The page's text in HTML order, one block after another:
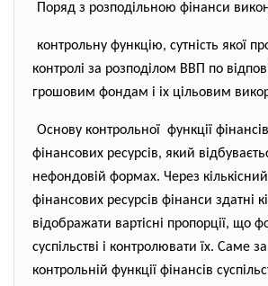
Поряд з розподільною фінанси
контрольну функцію, сутність якої
контролі за розподілом ВВП по
грошовим фондам і іх цільовим
Основу контрольної функції
фінансових ресурсів, який
нефондовій формах. Через
фінансових ресурсів фінанси здатні
відображати вартісні пропорції, що
суспільстві і контролювати їх. Саме
контрольній функції фінансів